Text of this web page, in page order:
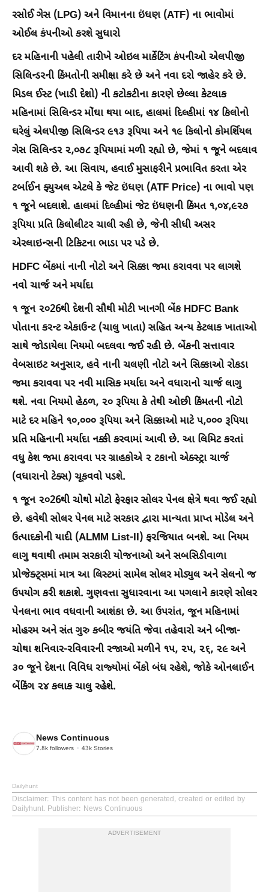
રસોઈ ગેસ (LPG) અને વિમાનના ઇંધણ (ATF) ના ભાવોમાં
ઓઈલ કંપનીઓ કરશે સુધારો
દર મહિનાની પહેલી તારીખે ઓઇલ માર્કેટિંગ કંપનીઓ એલપીજી
સિલિન્ડરની કિંમતોની સમીક્ષા કરે છે અને નવા દરો જાહેર કરે છે.
મિડલ ઈસ્ટ (ખાડી દેશો) ની કટોકટીના કારણે છેલ્લા કેટલાક
મહિનામાં સિલિન્ડર મોંઘા થયા બાદ, હાલમાં દિલ્હીમાં ૧૪ કિલોનો
ઘરેલું એલપીજી સિલિન્ડર ૯૧૩ રૂપિયા અને ૧૯ કિલોનો કોમર્શિયલ
ગેસ સિલિન્ડર ૨,૦૭૮ રૂપિયામાં મળી રહ્યો છે, જેમાં ૧ જૂને બદલાવ
આવી શકે છે. આ સિવાય, હવાઈ મુસાફરીને પ્રભાવિત કરતા એર
ટર્બાઈન ફ્યુઅલ એટલે કે જેટ ઇંધણ (ATF Price) ના ભાવો પણ
૧ જૂને બદલાશે. હાલમાં દિલ્હીમાં જેટ ઇંધણની કિંમત ૧,૦૪,૯૨૭
રૂપિયા પ્રતિ કિલોલીટર ચાલી રહી છે, જેની સીધી અસર
એરલાઇન્સની ટિકિટના ભાડા પર પડે છે.
HDFC બેંકમાં નાની નોટો અને સિક્કા જમા કરાવવા પર લાગશે
નવો ચાર્જ અને મર્યાદા
૧ જૂન ૨૦26થી દેશની સૌથી મોટી ખાનગી બેંક HDFC Bank
પોતાના કરન્ટ એકાઉન્ટ (ચાલુ ખાતા) સહિત અન્ય કેટલાક ખાતાઓ
સાથે જોડાયેલા નિયમો બદલવા જઈ રહી છે. બેંકની સત્તાવાર
વેબસાઇટ અનુસાર, હવે નાની ચલણી નોટો અને સિક્કાઓ રોકડા
જમા કરાવવા પર નવી માસિક મર્યાદા અને વધારાનો ચાર્જ લાગુ
થશે. નવા નિયમો હેઠળ, ૨૦ રૂપિયા કે તેથી ઓછી કિંમતની નોટો
માટે દર મહિને ૧૦,૦૦૦ રૂપિયા અને સિક્કાઓ માટે ૫,૦૦૦ રૂપિયા
પ્રતિ મહિનાની મર્યાદા નક્કી કરવામાં આવી છે. આ લિમિટ કરતાં
વધુ કેશ જમા કરાવવા પર ગ્રાહકોએ ૨ ટકાનો એક્સ્ટ્રા ચાર્જ
(વધારાનો ટેક્સ) ચૂકવવો પડશે.
૧ જૂન ૨૦26થી ચોથો મોટો ફેરફાર સોલર પેનલ ક્ષેત્રે થવા જઈ રહ્યો
છે. હવેથી સોલર પેનલ માટે સરકાર દ્વારા માન્યતા પ્રાપ્ત મોડેલ અને
ઉત્પાદકોની યાદી (ALMM List-II) ફરજિયાત બનશે. આ નિયમ
લાગુ થવાથી તમામ સરકારી યોજનાઓ અને સબસિડીવાળા
પ્રોજેક્ટ્સમાં માત્ર આ લિસ્ટમાં સામેલ સોલર મોડ્યુલ અને સેલનો જ
ઉપયોગ કરી શકાશે. ગુણવત્તા સુધારવાના આ પગલાને કારણે સોલર
પેનલના ભાવ વધવાની આશંકા છે. આ ઉપરાંત, જૂન મહિનામાં
મોહરમ અને સંત ગુરુ કબીર જયંતિ જેવા તહેવારો અને બીજા-
ચોથા શનિવાર-રવિવારની રજાઓ મળીને ૧૫, ૨૫, ૨૬, ૨૯ અને
૩૦ જૂને દેશના વિવિધ રાજ્યોમાં બેંકો બંધ રહેશે, જોકે ઓનલાઈન
બેંકિંગ ૨૪ કલાક ચાલુ રહેશે.
News Continuous
7.8k followers 43k Stories
Dailyhunt
Disclaimer: This content has not been generated, created or edited by
Dailyhunt. Publisher: News Continuous
ADVERTISEMENT